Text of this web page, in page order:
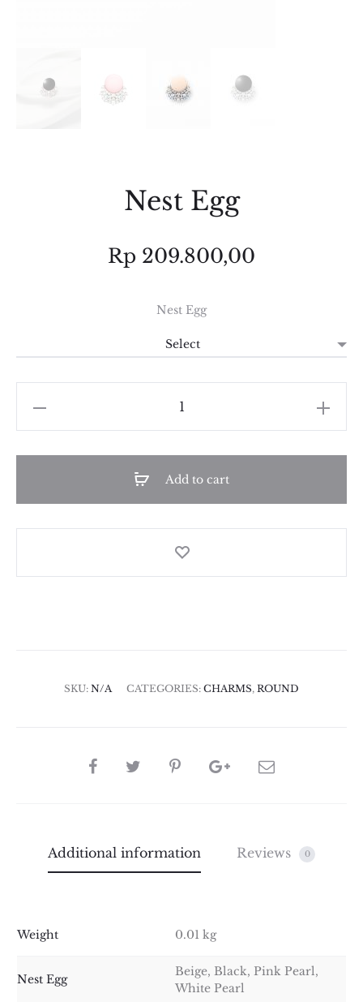
Nest Egg
Rp 209.800,00
Nest Egg
Add to cart
SKU: N/A CATEGORIES: CHARMS, ROUND
SHARE
Additional information Reviews 0
Weight 0.01 kg
Nest Egg
Beige, Black, Pink Pearl,
White Pearl